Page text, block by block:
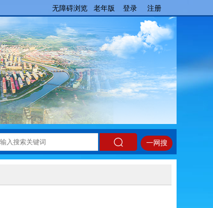
无障碍浏览 老年版 登录 注册
一网搜